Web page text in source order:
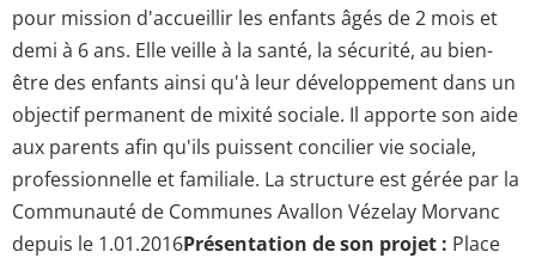
pour mission d'accueillir les enfants âgés de 2 mois et
demi à 6 ans. Elle veille à la santé, la sécurité, au bien-
être des enfants ainsi qu'à leur développement dans un
objectif permanent de mixité sociale. Il apporte son aide
aux parents afin qu'ils puissent concilier vie sociale,
professionnelle et familiale. La structure est gérée par la
Communauté de Communes Avallon Vézelay Morvanc
depuis le 1.01.2016Présentation de son projet : Place